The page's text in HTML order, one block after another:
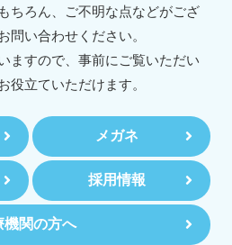
ちろん、ご不明な点などがござ
問い合わせください。
ますので、事前にご覧いただい
役立ていただけます。
メガネ
採用情報
機関の方へ